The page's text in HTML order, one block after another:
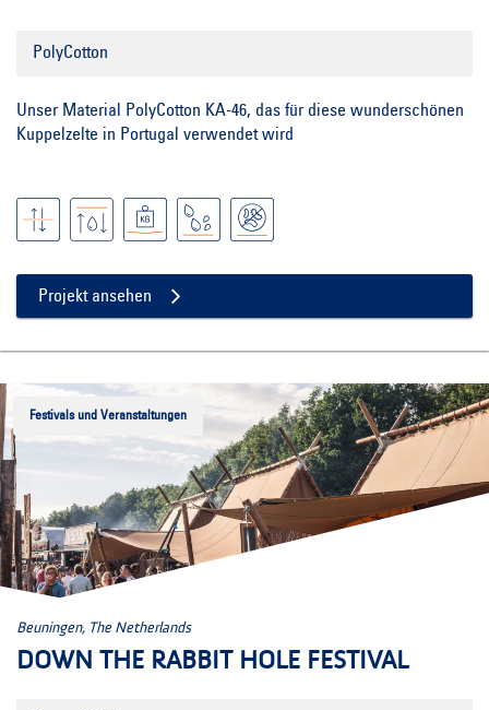
PolyCotton
Unser Material PolyCotton KA-46, das für diese wunderschönen
Kuppelzelte in Portugal verwendet wird
Projekt ansehen
Festivals und Veranstaltungen
Beuningen, The Netherlands
DOWN THE RABBIT HOLE FESTIVAL